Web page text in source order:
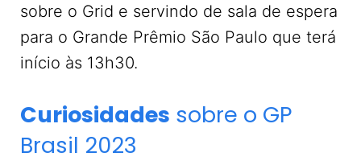
sobre o Grid e servindo de sala de espera
para o Grande Prêmio São Paulo que terá
início às 13h30.
Curiosidades sobre o GP
Brasil 2023